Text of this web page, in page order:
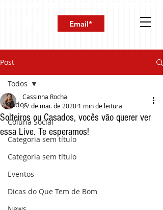
Post
Todos
Coluna Social
Categoria sem título
Categoria sem título
Eventos
Dicas do Que Tem de Bom
Todos
Solteiros ou Casados, vocês vão querer ver
essa Live. Te esperamos!
Cassinha Rocha
27 de mai. de 2020 1 min de leitura